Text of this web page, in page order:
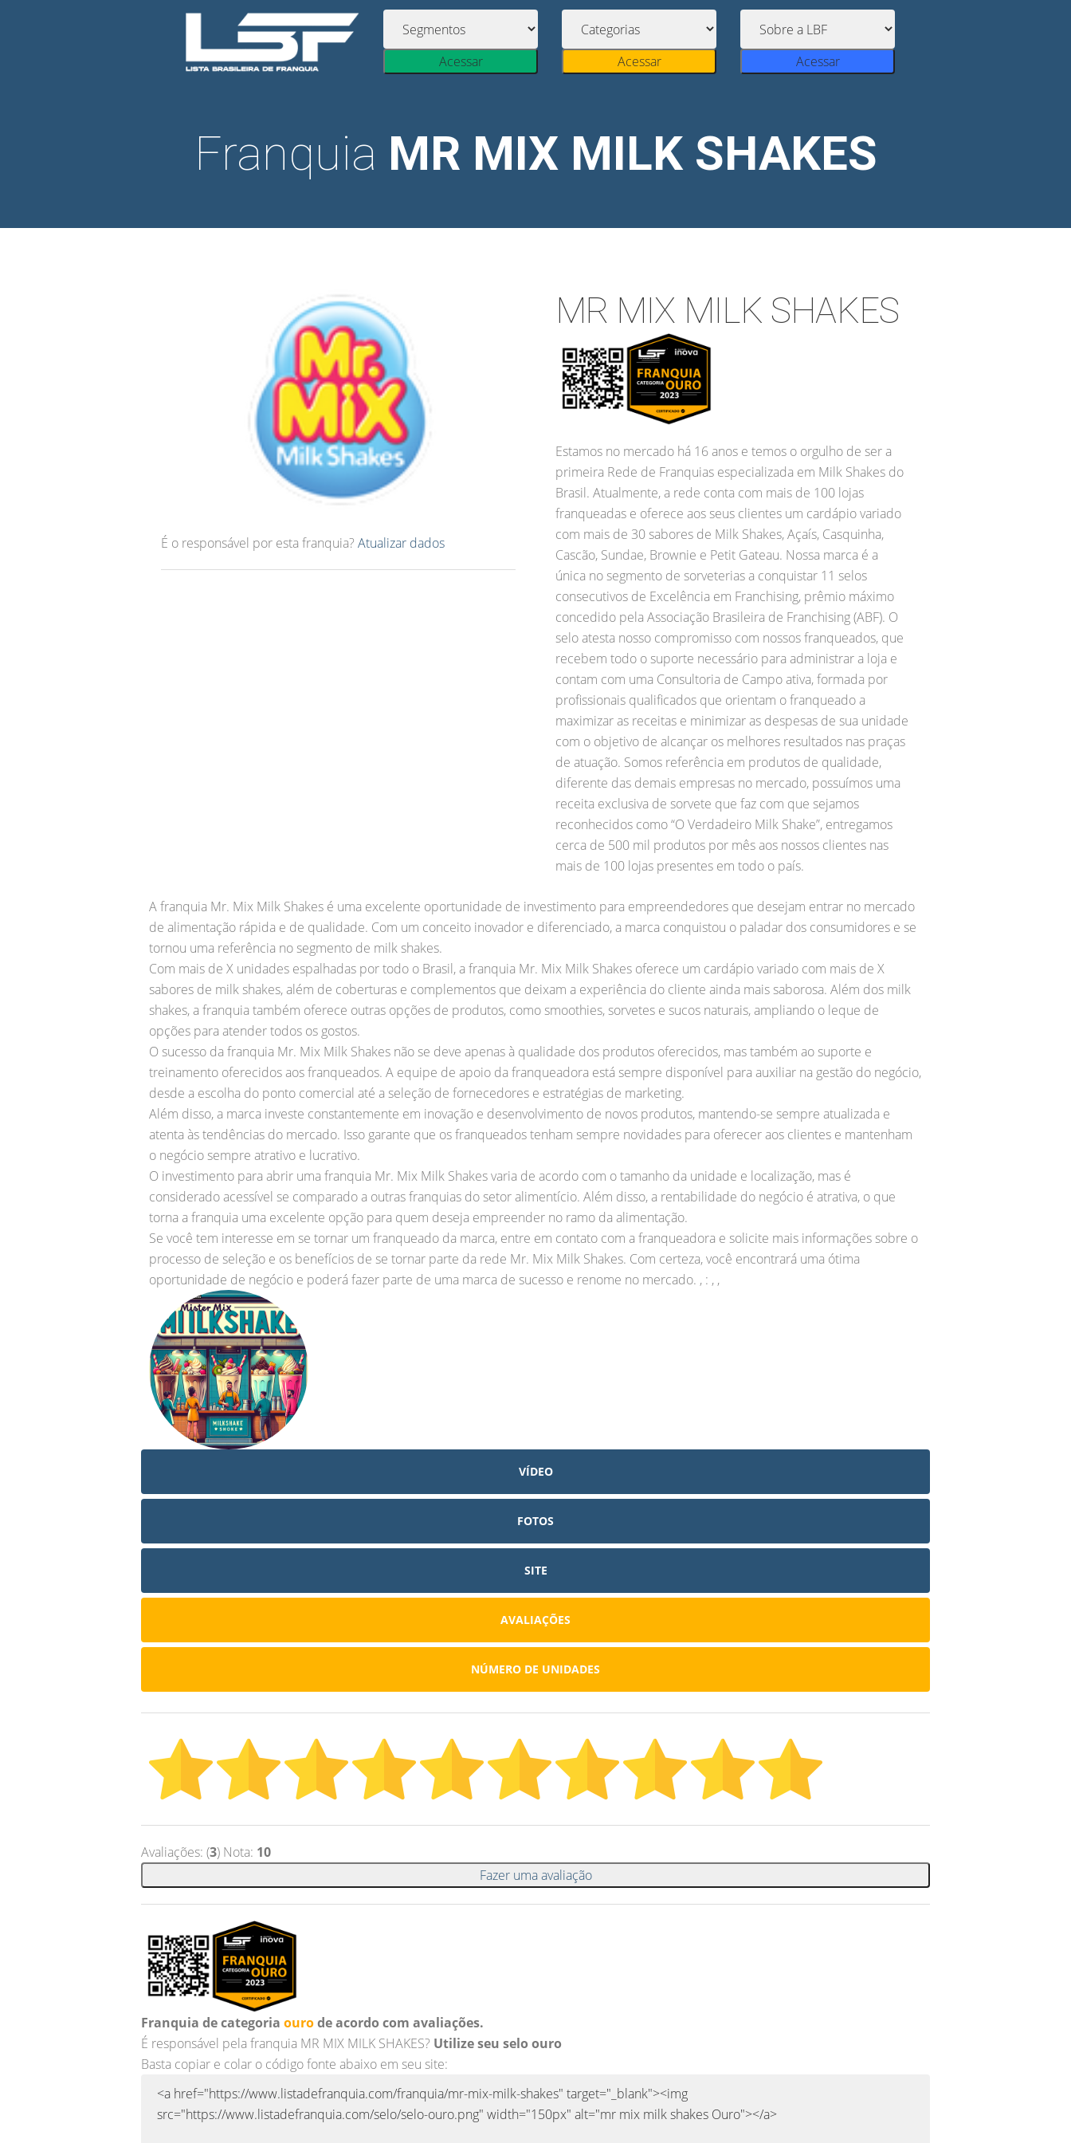
Acessar Acessar Acessar
Franquia MR MIX MILK SHAKES
É o responsável por esta franquia? Atualizar dados
MR MIX MILK SHAKES
Estamos no mercado há 16 anos e temos o orgulho de ser a
primeira Rede de Franquias especializada em Milk Shakes do
Brasil. Atualmente, a rede conta com mais de 100 lojas
franqueadas e oferece aos seus clientes um cardápio variado
com mais de 30 sabores de Milk Shakes, Açaís, Casquinha,
Cascão, Sundae, Brownie e Petit Gateau. Nossa marca é a
única no segmento de sorveterias a conquistar 11 selos
consecutivos de Excelência em Franchising, prêmio máximo
concedido pela Associação Brasileira de Franchising (ABF). O
selo atesta nosso compromisso com nossos franqueados, que
recebem todo o suporte necessário para administrar a loja e
contam com uma Consultoria de Campo ativa, formada por
profissionais qualificados que orientam o franqueado a
maximizar as receitas e minimizar as despesas de sua unidade
com o objetivo de alcançar os melhores resultados nas praças
de atuação. Somos referência em produtos de qualidade,
diferente das demais empresas no mercado, possuímos uma
receita exclusiva de sorvete que faz com que sejamos
reconhecidos como “O Verdadeiro Milk Shake”, entregamos
cerca de 500 mil produtos por mês aos nossos clientes nas
mais de 100 lojas presentes em todo o país.
A franquia Mr. Mix Milk Shakes é uma excelente oportunidade de investimento para empreendedores que desejam entrar no mercado
de alimentação rápida e de qualidade. Com um conceito inovador e diferenciado, a marca conquistou o paladar dos consumidores e se
tornou uma referência no segmento de milk shakes.
Com mais de X unidades espalhadas por todo o Brasil, a franquia Mr. Mix Milk Shakes oferece um cardápio variado com mais de X
sabores de milk shakes, além de coberturas e complementos que deixam a experiência do cliente ainda mais saborosa. Além dos milk
shakes, a franquia também oferece outras opções de produtos, como smoothies, sorvetes e sucos naturais, ampliando o leque de
opções para atender todos os gostos.
O sucesso da franquia Mr. Mix Milk Shakes não se deve apenas à qualidade dos produtos oferecidos, mas também ao suporte e
treinamento oferecidos aos franqueados. A equipe de apoio da franqueadora está sempre disponível para auxiliar na gestão do negócio,
desde a escolha do ponto comercial até a seleção de fornecedores e estratégias de marketing.
Além disso, a marca investe constantemente em inovação e desenvolvimento de novos produtos, mantendo-se sempre atualizada e
atenta às tendências do mercado. Isso garante que os franqueados tenham sempre novidades para oferecer aos clientes e mantenham
o negócio sempre atrativo e lucrativo.
O investimento para abrir uma franquia Mr. Mix Milk Shakes varia de acordo com o tamanho da unidade e localização, mas é
considerado acessível se comparado a outras franquias do setor alimentício. Além disso, a rentabilidade do negócio é atrativa, o que
torna a franquia uma excelente opção para quem deseja empreender no ramo da alimentação.
Se você tem interesse em se tornar um franqueado da marca, entre em contato com a franqueadora e solicite mais informações sobre o
processo de seleção e os benefícios de se tornar parte da rede Mr. Mix Milk Shakes. Com certeza, você encontrará uma ótima
oportunidade de negócio e poderá fazer parte de uma marca de sucesso e renome no mercado. , : , ,
VÍDEO
FOTOS
SITE
AVALIAÇÕES
NÚMERO DE UNIDADES
Avaliações: (3) Nota: 10
Fazer uma avaliação
Franquia de categoria ourode acordo com avaliações.
É responsável pela franquia MR MIX MILK SHAKES? Utilize seu selo ouro
Basta copiar e colar o código fonte abaixo em seu site: